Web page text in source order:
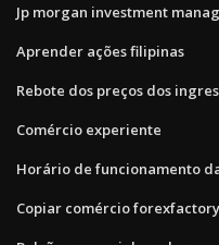
Jp morgan investment
Aprender ações filipinas
Rebote dos preços dos
Comércio experiente
Horário de funcionamento
Copiar comércio forexfactory